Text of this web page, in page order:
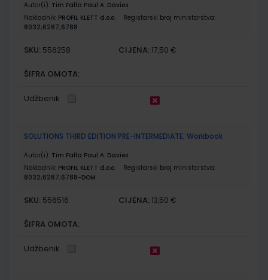
Autor(i): Tim Falla Paul A. Davies
Nakladnik: PROFIL KLETT d.o.o.
Registarski broj ministarstva:
8032;6287;6788
SKU: 556258 CIJENA: 17,50 €
ŠIFRA OMOTA:
Udžbenik
SOLUTIONS THIRD EDITION PRE-INTERMEDIATE; Workbook
Autor(i): Tim Falla Paul A. Davies
Nakladnik: PROFIL KLETT d.o.o.
Registarski broj ministarstva:
8032;6287;6788-DOM
SKU: 556516 CIJENA: 13,50 €
ŠIFRA OMOTA:
Udžbenik